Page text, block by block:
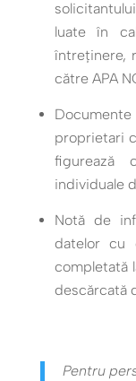
luate în
întreţinere,
către APA
proprietari
figurează
individuale
Notă de
datelor cu
completată
descărcată
Pentru